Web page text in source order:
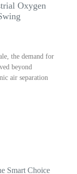
Oxygen
the demand for
beyond
air separation
Smart Choice